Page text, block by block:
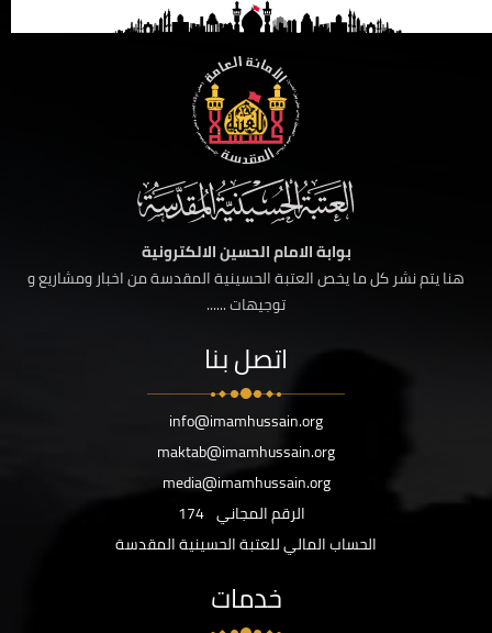
بوابة الامام الحسين الالكترونية
هنا يتم نشر كل ما يخص العتبة الحسينية المقدسة من اخبار ومشاريع و
توجيهات ......
اتصل بنا
info@imamhussain.org
maktab@imamhussain.org
media@imamhussain.org
الرقم المجاني 174
الحساب المالي للعتبة الحسينية المقدسة
خدمات